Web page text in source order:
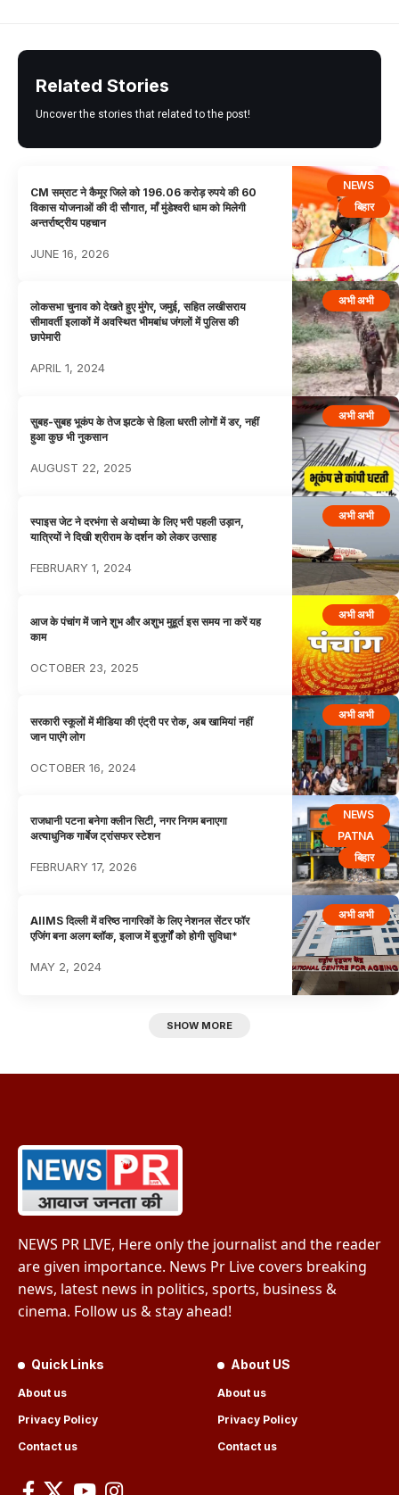
Related Stories
Uncover the stories that related to the post!
NEWS
बिहार
CM सम्राट ने कैमूर जिले को 196.06 करोड़ रुपये की 60
विकास योजनाओं की दी सौगात, माँ मुंडेश्वरी धाम को मिलेगी
अन्तर्राष्ट्रीय पहचान
JUNE 16, 2026
अभी अभी
लोकसभा चुनाव को देखते हुए मुंगेर, जमुई, सहित लखीसराय
सीमावर्ती इलाकों में अवस्थित भीमबांध जंगलों में पुलिस की
छापेमारी
APRIL 1, 2024
अभी अभी
सुबह-सुबह भूकंप के तेज झटके से हिला धरती लोगों में डर, नहीं
हुआ कुछ भी नुकसान
AUGUST 22, 2025
अभी अभी
स्पाइस जेट ने दरभंगा से अयोध्या के लिए भरी पहली उड़ान,
यात्रियों ने दिखी श्रीराम के दर्शन को लेकर उत्साह
FEBRUARY 1, 2024
अभी अभी
आज के पंचांग में जाने शुभ और अशुभ मुहूर्त इस समय ना करें यह
काम
OCTOBER 23, 2025
अभी अभी
सरकारी स्कूलों में मीडिया की एंट्री पर रोक, अब खामियां नहीं
जान पाएंगे लोग
OCTOBER 16, 2024
NEWS
PATNA
बिहार
राजधानी पटना बनेगा क्लीन सिटी, नगर निगम बनाएगा
अत्याधुनिक गार्बेज ट्रांसफर स्टेशन
FEBRUARY 17, 2026
अभी अभी
AIIMS दिल्ली में वरिष्ठ नागरिकों के लिए नेशनल सेंटर फॉर
एजिंग बना अलग ब्लॉक, इलाज में बुजुर्गों को होगी सुविधा*
MAY 2, 2024
SHOW MORE
NEWS PR LIVE, Here only the journalist and the reader
are given importance. News Pr Live covers breaking
news, latest news in politics, sports, business &
cinema. Follow us & stay ahead!
Quick Links
About us
Privacy Policy
Contact us
About US
About us
Privacy Policy
Contact us